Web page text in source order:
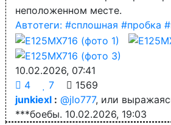
неположенном месте.
Автотеги: #сплошная #пробка
10.02.2026, 07:41
4
7
1569
junkiexl : @jlo777, или
***боебы. 10.02.2026, 19:03